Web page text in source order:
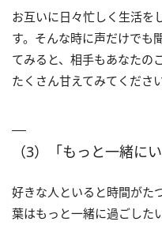
お互いに日々忙しく生活を
す。そんな時に声だけでも
てみると、相手もあなたの
たくさん甘えてみてください
（3）「もっと一緒にい
好きな人といると時間がた
葉はもっと一緒に過ごした